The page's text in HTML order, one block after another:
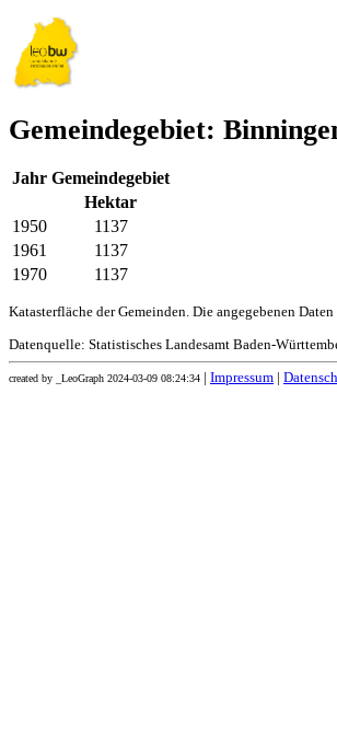
Gemeindegebiet:
Jahr Gemeindegebiet
Hektar
1950
1137
1961
1137
1970
1137
Katasterfläche der Gemeinden. Die angegebenen
Datenquelle: Statistisches Landesamt Baden-
created by _LeoGraph 2024-03-09 08:24:34 Impressum